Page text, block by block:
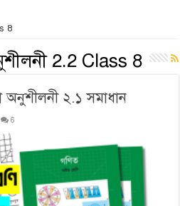
8
2.2 Class 8
অনুশীলনী ২.১ সমাধান
6